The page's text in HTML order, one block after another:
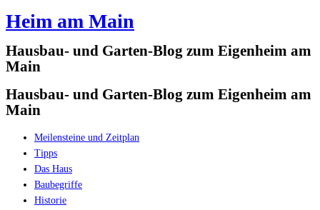
Zum
springen
Heim am Main
Hausbau- und Garten-Blog zum Eigenheim am
Main
Hausbau- und Garten-Blog zum Eigenheim am
Main
Meilensteine und Zeitplan
Tipps
Das Haus
Baubegriffe
Historie